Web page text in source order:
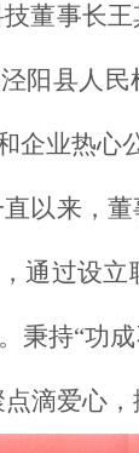
董事长
阳县人民
企业热心
以来，
通过设
秉持“功
滴爱心，